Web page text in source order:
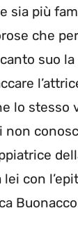
sia più
che
suo la
lo stesso
non
con